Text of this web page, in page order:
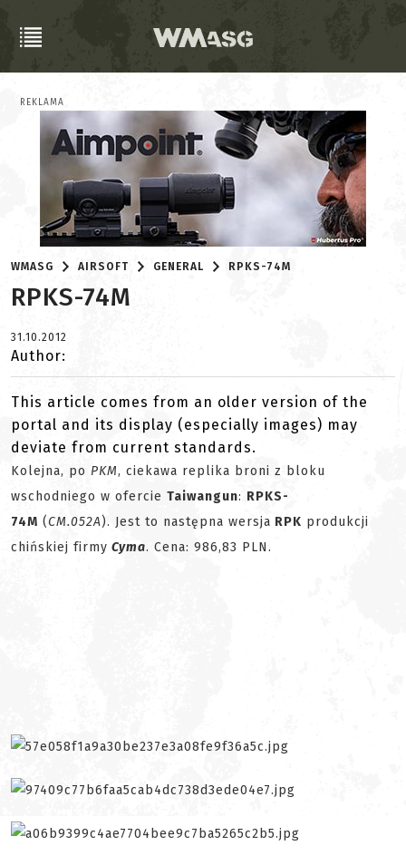
REKLAMA
WMASG AIRSOFT GENERAL RPKS-74M
RPKS-74M
31.10.2012
Author:
This article comes from an older version of the
portal and its display (especially images) may
deviate from current standards.
Kolejna, po PKM, ciekawa replika broni z bloku
wschodniego w ofercie Taiwangun: RPKS-
74M (CM.052A). Jest to następna wersja RPK produkcji
chińskiej firmy Cyma. Cena: 986,83 PLN.